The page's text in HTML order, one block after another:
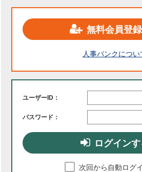
無料会員登
人事バンクについ
ユーザーID：
パスワード：
ログインす
次回から自動ログ